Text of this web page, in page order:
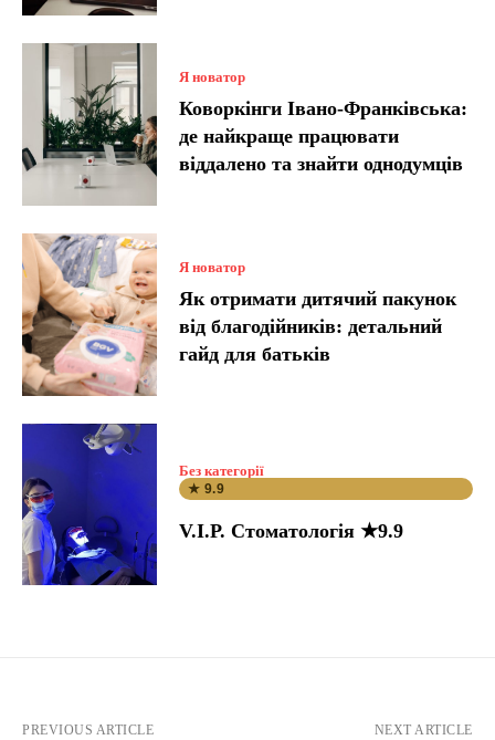
Я новатор
Коворкінги Івано-Франківська:
де найкраще працювати
віддалено та знайти однодумців
Я новатор
Як отримати дитячий пакунок
від благодійників: детальний
гайд для батьків
Без категорії
★ 9.9
V.I.P. Стоматологія ★9.9
PREVIOUS ARTICLE NEXT ARTICLE